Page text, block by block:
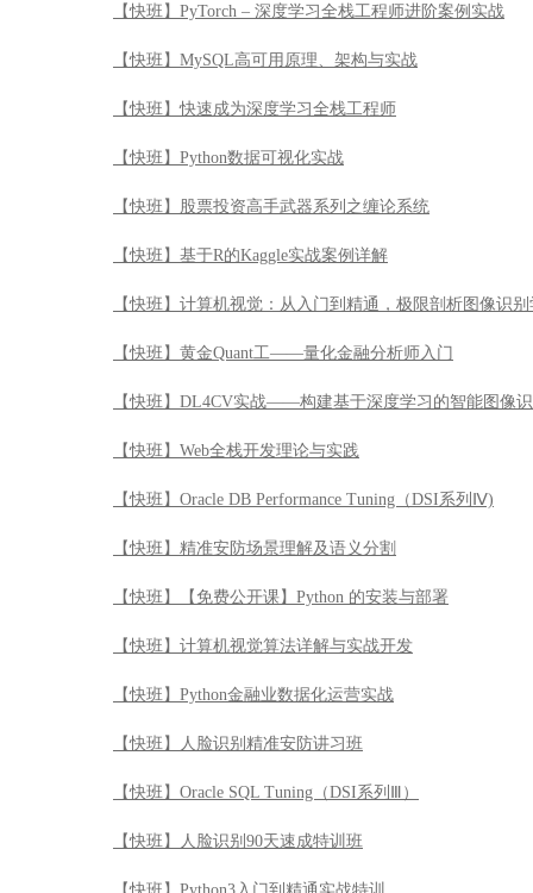
【快班】PyTorch – 深度学习全栈工程师进阶案例实战
【快班】MySQL高可用原理、架构与实战
【快班】快速成为深度学习全栈工程师
【快班】Python数据可视化实战
【快班】股票投资高手武器系列之缠论系统
【快班】基于R的Kaggle实战案例详解
【快班】计算机视觉：从入门到精通，极限剖析图像识
【快班】黄金Quant工——量化金融分析师入门
【快班】DL4CV实战——构建基于深度学习的智能图像
【快班】Web全栈开发理论与实践
【快班】Oracle DB Performance Tuning（DSI系列Ⅳ)
【快班】精准安防场景理解及语义分割
【快班】【免费公开课】Python 的安装与部署
【快班】计算机视觉算法详解与实战开发
【快班】Python金融业数据化运营实战
【快班】人脸识别精准安防讲习班
【快班】Oracle SQL Tuning（DSI系列Ⅲ）
【快班】人脸识别90天速成特训班